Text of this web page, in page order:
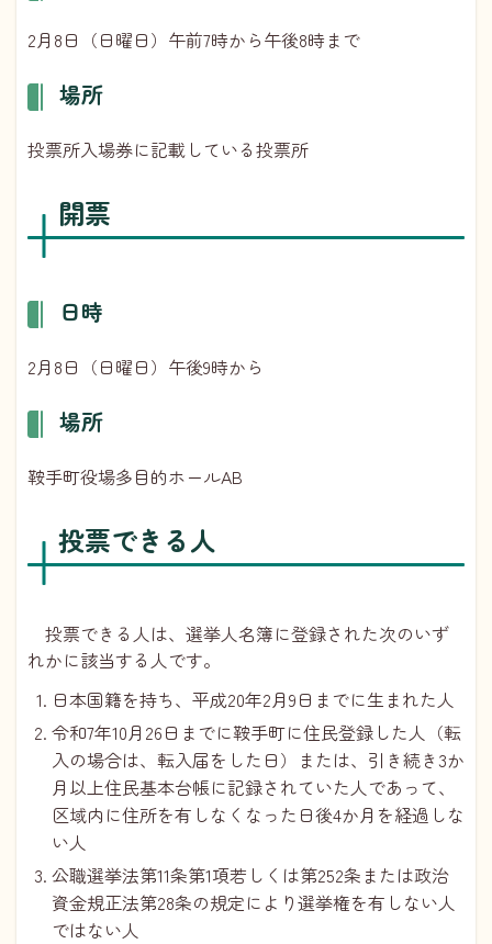
2月8日（日曜日）午前7時から午後8時まで
場所
投票所入場券に記載している投票所
開票
日時
2月8日（日曜日）午後9時から
場所
鞍手町役場多目的ホールAB
投票できる人
投票できる人は、選挙人名簿に登録された次のいず
れかに該当する人です。
日本国籍を持ち、平成20年2月9日までに生まれた人
令和7年10月26日までに鞍手町に住民登録した人（転
入の場合は、転入届をした日）または、引き続き3か
月以上住民基本台帳に記録されていた人であって、
区域内に住所を有しなくなった日後4か月を経過しな
い人
公職選挙法第11条第1項若しくは第252条または政治
資金規正法第28条の規定により選挙権を有しない人
ではない人